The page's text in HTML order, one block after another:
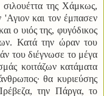
σιλουέττα της Χάμκως,
και τον έμπασεν
ο υιός της, φυγόδικος
Κατά την ώραν του
του διέγνωσε το μέγα
κοιτάζων κατάματα
θα κυριεύσης
την Πάργα, το